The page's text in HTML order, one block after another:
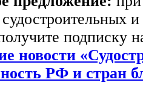
подписку
новости
РФ и стран